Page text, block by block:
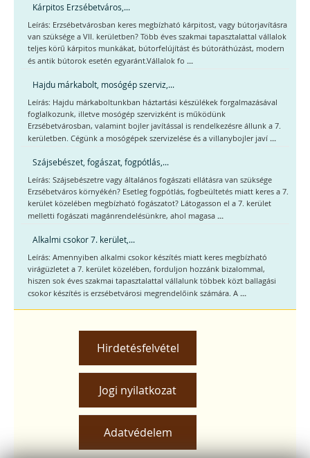
Kárpitos Erzsébetváros,...
Leírás: Erzsébetvárosban keres megbízható kárpitost, vagy bútorjavításra
van szüksége a VII. kerületben? Több éves szakmai tapasztalattal vállalok
teljes körű kárpitos munkákat, bútorfelújítást és bútoráthúzást, modern
és antik bútorok esetén egyaránt.Vállalok fo ...
Hajdu márkabolt, mosógép szerviz,...
Leírás: Hajdu márkaboltunkban háztartási készülékek forgalmazásával
foglalkozunk, illetve mosógép szervizként is működünk
Erzsébetvárosban, valamint bojler javítással is rendelkezésre állunk a 7.
kerületben. Cégünk a mosógépek szervizelése és a villanybojler javí ...
Szájsebészet, fogászat, fogpótlás,...
Leírás: Szájsebészetre vagy általános fogászati ellátásra van szüksége
Erzsébetváros környékén? Esetleg fogpótlás, fogbeültetés miatt keres a 7.
kerület közelében megbízható fogászatot? Látogasson el a 7. kerület
melletti fogászati magánrendelésünkre, ahol magasa ...
Alkalmi csokor 7. kerület,...
Leírás: Amennyiben alkalmi csokor készítés miatt keres megbízható
virágüzletet a 7. kerület közelében, forduljon hozzánk bizalommal,
hiszen sok éves szakmai tapasztalattal vállalunk többek közt ballagási
csokor készítés is erzsébetvárosi megrendelőink számára. A ...
Hirdetésfelvétel
Jogi nyilatkozat
Adatvédelem